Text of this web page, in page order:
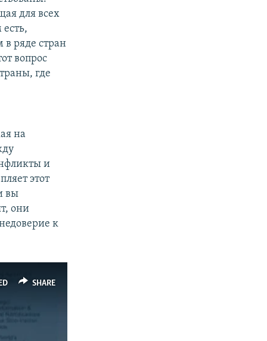
для всех
в ряде стран
вопрос
где
на
и
этот
вы
они
к
SHARE